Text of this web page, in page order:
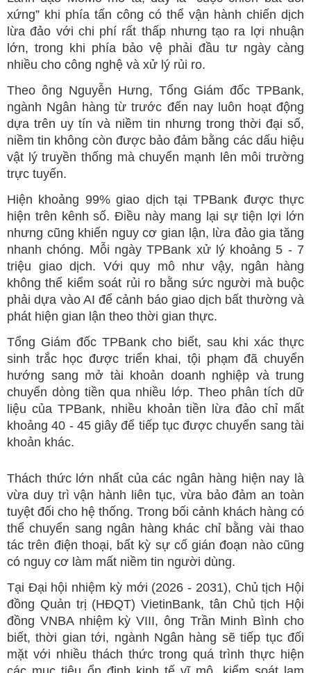
xứng” khi phía tấn công có thể vận hành chiến dịch
lừa đảo với chi phí rất thấp nhưng tạo ra lợi nhuận
lớn, trong khi phía bảo vệ phải đầu tư ngày càng
nhiều cho công nghệ và xử lý rủi ro.
Theo ông Nguyễn Hưng, Tổng Giám đốc TPBank,
ngành Ngân hàng từ trước đến nay luôn hoạt động
dựa trên uy tín và niềm tin nhưng trong thời đại số,
niềm tin không còn được bảo đảm bằng các dấu hiệu
vật lý truyền thống mà chuyển mạnh lên môi trường
trực tuyến.
Hiện khoảng 99% giao dịch tại TPBank được thực
hiện trên kênh số. Điều này mang lại sự tiện lợi lớn
nhưng cũng khiến nguy cơ gian lận, lừa đảo gia tăng
nhanh chóng. Mỗi ngày TPBank xử lý khoảng 5 - 7
triệu giao dịch. Với quy mô như vậy, ngân hàng
không thể kiểm soát rủi ro bằng sức người mà buộc
phải dựa vào AI để cảnh báo giao dịch bất thường và
phát hiện gian lận theo thời gian thực.
Tổng Giám đốc TPBank cho biết, sau khi xác thực
sinh trắc học được triển khai, tội phạm đã chuyển
hướng sang mở tài khoản doanh nghiệp và trung
chuyển dòng tiền qua nhiều lớp. Theo phân tích dữ
liệu của TPBank, nhiều khoản tiền lừa đảo chỉ mất
khoảng 40 - 45 giây để tiếp tục được chuyển sang tài
khoản khác.
Thách thức lớn nhất của các ngân hàng hiện nay là
vừa duy trì vận hành liên tục, vừa bảo đảm an toàn
tuyệt đối cho hệ thống. Trong bối cảnh khách hàng có
thể chuyển sang ngân hàng khác chỉ bằng vài thao
tác trên điện thoại, bất kỳ sự cố gián đoạn nào cũng
có nguy cơ làm mất niềm tin người dùng.
Tại Đại hội nhiệm kỳ mới (2026 - 2031), Chủ tịch Hội
đồng Quản trị (HĐQT) VietinBank, tân Chủ tịch Hội
đồng VNBA nhiệm kỳ VIII, ông Trần Minh Bình cho
biết, thời gian tới, ngành Ngân hàng sẽ tiếp tục đối
mặt với nhiều thách thức trong quá trình thực hiện